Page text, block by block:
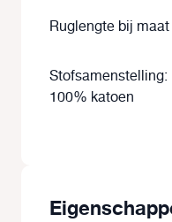
Ruglengte bij
Stofsamenstelling:
100% katoen